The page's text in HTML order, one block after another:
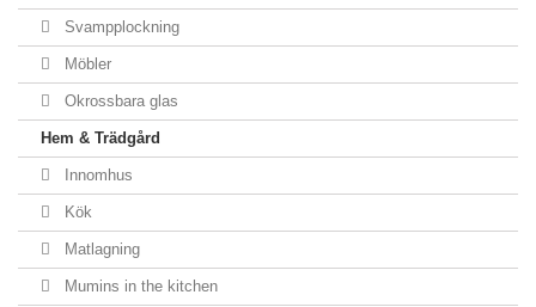
Svampplockning
Möbler
Okrossbara glas
Hem & Trädgård
Innomhus
Kök
Matlagning
Mumins in the kitchen